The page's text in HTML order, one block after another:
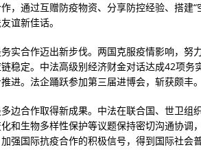
太平洋的机会？
开炮
出可怕往事
？并没有
，通过互赠防疫物资、分享防控经验、搭建
谊新佳话。
实合作迈出新步伐。两国克服疫情影响，
稳定。中法高级别经济财金对话达成42项
进。法企踊跃参加第三届进博会，斩获颇丰。
边合作取得新成果。中法在联合国、世卫组
和生物多样性保护等议题保持密切沟通协调
强国际抗疫合作的积极信号，得到国际社会普